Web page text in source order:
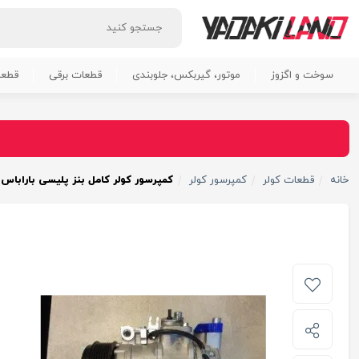
سوخت و اگزوز موتور، گیربکس، جلوبندی قطعات برقی
خانه قطعات کولر کمپرسور کولر کمپرسور کولر کامل بنز پلیسی